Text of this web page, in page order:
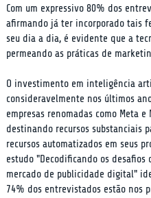
Com um expressivo 80% dos
afirmando já ter incorporado tais
seu dia a dia, é evidente que a
permeando as práticas de
O investimento em inteligência
consideravelmente nos últimos
empresas renomadas como Meta e
destinando recursos substanciais
recursos automatizados em seus
estudo "Decodificando os desafios
mercado de publicidade digital"
74% dos entrevistados estão nos